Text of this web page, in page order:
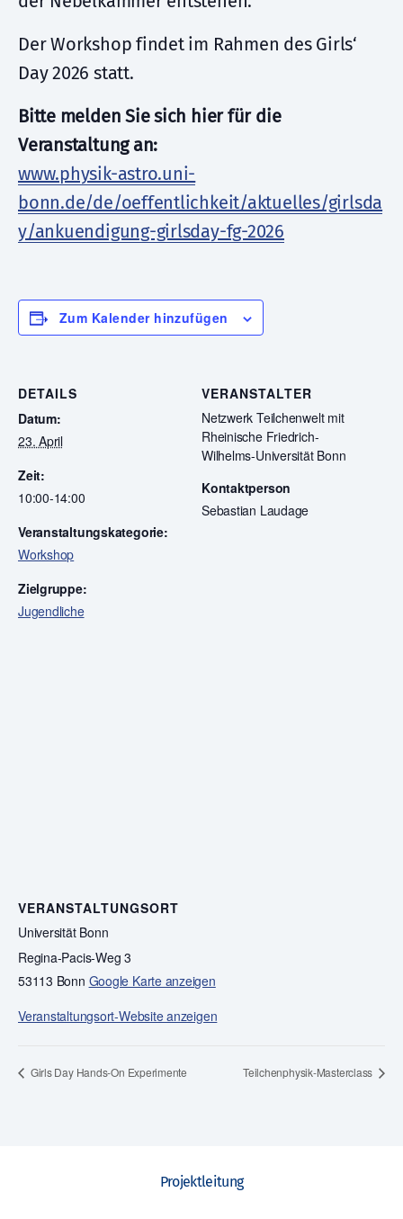
Der Workshop findet im Rahmen des Girls‘
Day 2026 statt.
Bitte melden Sie sich hier für die
Veranstaltung an:
www.physik-astro.uni-
bonn.de/de/oeffentlichkeit/aktuelles/girlsda
y/ankuendigung-girlsday-fg-2026
Zum Kalender hinzufügen
DETAILS
Datum:
23. April
Zeit:
10:00-14:00
Veranstaltungskategorie:
Workshop
Zielgruppe:
Jugendliche
VERANSTALTER
Netzwerk Teilchenwelt mit
Rheinische Friedrich-
Wilhelms-Universität Bonn
Kontaktperson
Sebastian Laudage
VERANSTALTUNGSORT
Universität Bonn
Regina-Pacis-Weg 3
53113 Bonn Google Karte anzeigen
Veranstaltungsort-Website anzeigen
Girls Day Hands-On Experimente Teilchenphysik-Masterclass
Projektleitung